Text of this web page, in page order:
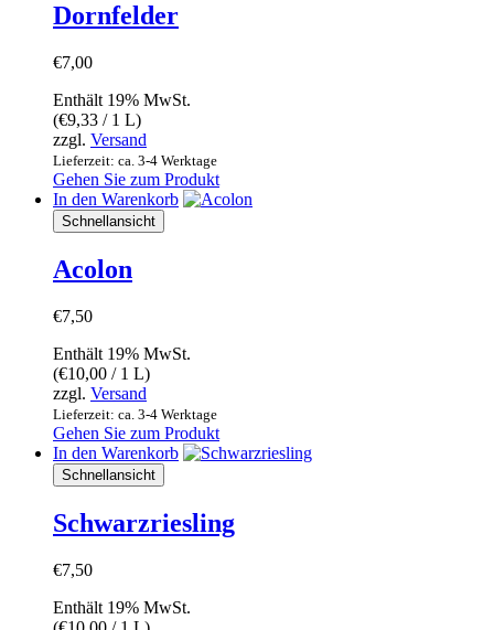
Dornfelder
€7,00
Enthält 19% MwSt.
(€9,33 / 1 L)
zzgl. Versand
Lieferzeit: ca. 3-4 Werktage
Gehen Sie zum Produkt
In den Warenkorb
Schnellansicht
Acolon
€7,50
Enthält 19% MwSt.
(€10,00 / 1 L)
zzgl. Versand
Lieferzeit: ca. 3-4 Werktage
Gehen Sie zum Produkt
In den Warenkorb
Schnellansicht
Schwarzriesling
€7,50
Enthält 19% MwSt.